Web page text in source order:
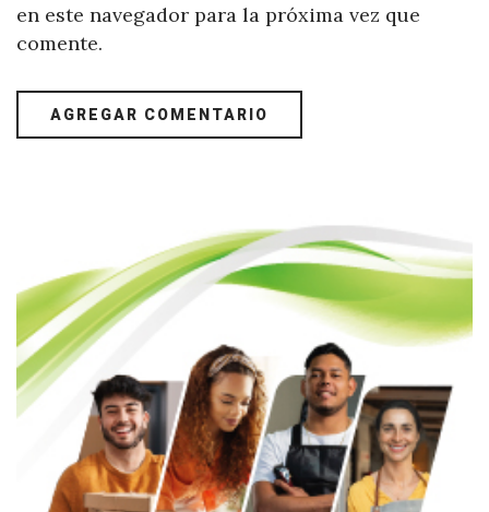
en este navegador para la próxima vez que
comente.